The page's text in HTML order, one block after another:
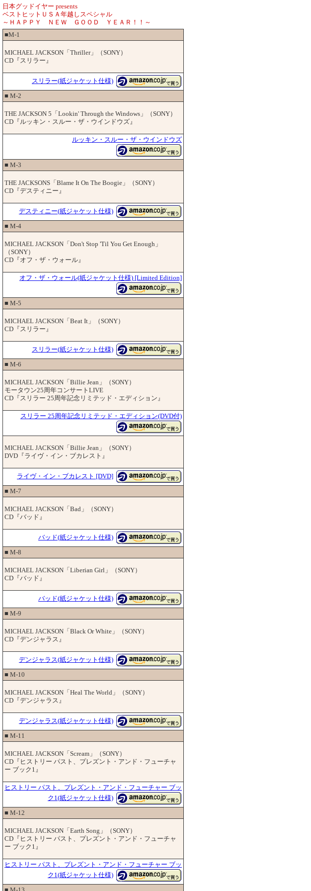
日本グッドイヤー presents
ベストヒットＵＳＡ年越しスペシャル
～ＨＡＰＰＹ ＮＥＷ ＧＯＯＤ ＹＥＡＲ！！～
■M-1
MICHAEL JACKSON「Thriller」（SONY）
CD『スリラー』
スリラー(紙ジャケット仕様)
■ M-2
THE JACKSON 5「Lookin' Through the Windows」（SONY）
CD『ルッキン・スルー・ザ・ウインドウズ』
ルッキン・スルー・ザ・ウインドウズ
■ M-3
THE JACKSONS「Blame It On The Boogie」（SONY）
CD『デスティニー』
デスティニー(紙ジャケット仕様)
■ M-4
MICHAEL JACKSON「Don't Stop 'Til You Get Enough」
（SONY）
CD『オフ・ザ・ウォール』
オフ・ザ・ウォール(紙ジャケット仕様) [Limited Edition]
■ M-5
MICHAEL JACKSON「Beat It」（SONY）
CD『スリラー』
スリラー(紙ジャケット仕様)
■ M-6
MICHAEL JACKSON「Billie Jean」（SONY）
モータウン25周年コンサートLIVE
CD『スリラー 25周年記念リミテッド・エディション』
スリラー 25周年記念リミテッド・エディション(DVD付)
MICHAEL JACKSON「Billie Jean」（SONY）
DVD『ライヴ・イン・ブカレスト』
ライヴ・イン・ブカレスト [DVD]
■ M-7
MICHAEL JACKSON「Bad」（SONY）
CD『バッド』
バッド(紙ジャケット仕様)
■ M-8
MICHAEL JACKSON「Liberian Girl」（SONY）
CD『バッド』
バッド(紙ジャケット仕様)
■ M-9
MICHAEL JACKSON「Black Or White」（SONY）
CD『デンジャラス』
デンジャラス(紙ジャケット仕様)
■ M-10
MICHAEL JACKSON「Heal The World」（SONY）
CD『デンジャラス』
デンジャラス(紙ジャケット仕様)
■ M-11
MICHAEL JACKSON「Scream」（SONY）
CD『ヒストリー パスト、プレズント・アンド・フューチャ
ー ブック1』
ヒストリー パスト、プレズント・アンド・フューチャー ブッ
ク1(紙ジャケット仕様)
■ M-12
MICHAEL JACKSON「Earth Song」（SONY）
CD『ヒストリー パスト、プレズント・アンド・フューチャ
ー ブック1』
ヒストリー パスト、プレズント・アンド・フューチャー ブッ
ク1(紙ジャケット仕様)